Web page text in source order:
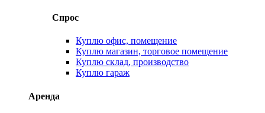
Спрос
Куплю офис, помещение
Куплю магазин, торговое помещение
Куплю склад, производство
Куплю гараж
Аренда